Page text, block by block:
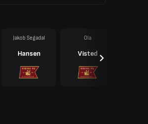
Jakob Segadal
Hansen
Ola
Visted